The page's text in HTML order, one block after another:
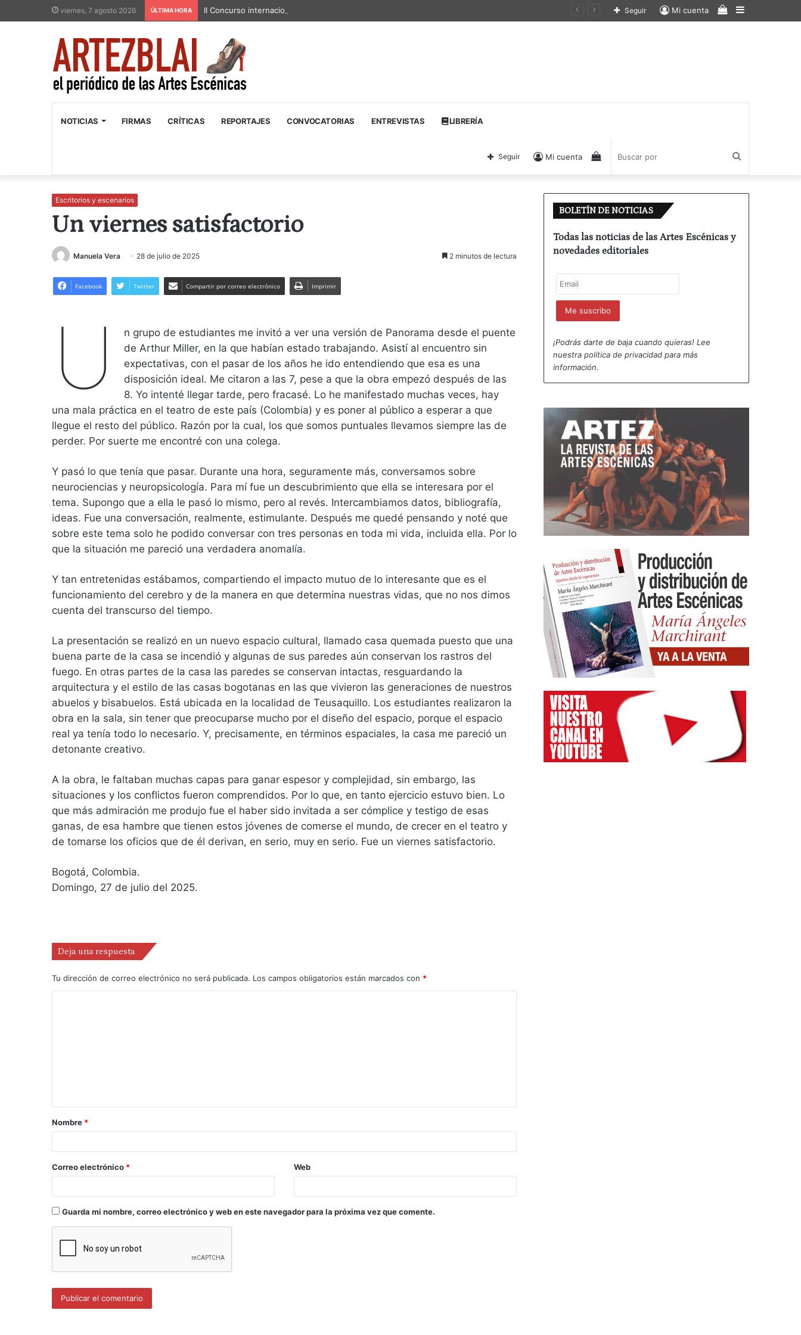
viernes, 7 agosto 2026 ÚLTIMA HORA II Concurso internacional de textos teatrales
Barra
Ver
Mi cuenta
Seguir
NOTICIAS FIRMAS CRÍTICAS REPORTAJES CONVOCATORIAS ENTREVISTAS LIBRERÍA
por
Ver
carrito
Mi cuenta
Seguir
Escritorios y escenarios
Un viernes satisfactorio
Manuela Vera 28 de julio de 2025 2 minutos de lectura
Facebook Twitter Compartir por correo electrónico Imprimir
U
n grupo de estudiantes me invitó a ver una versión de Panorama desde el puente
de Arthur Miller, en la que habían estado trabajando. Asistí al encuentro sin
expectativas, con el pasar de los años he ido entendiendo que esa es una
disposición ideal. Me citaron a las 7, pese a que la obra empezó después de las
8. Yo intenté llegar tarde, pero fracasé. Lo he manifestado muchas veces, hay
una mala práctica en el teatro de este país (Colombia) y es poner al público a esperar a que
llegue el resto del público. Razón por la cual, los que somos puntuales llevamos siempre las de
perder. Por suerte me encontré con una colega.
Y pasó lo que tenía que pasar. Durante una hora, seguramente más, conversamos sobre
neurociencias y neuropsicología. Para mí fue un descubrimiento que ella se interesara por el
tema. Supongo que a ella le pasó lo mismo, pero al revés. Intercambiamos datos, bibliografía,
ideas. Fue una conversación, realmente, estimulante. Después me quedé pensando y noté que
sobre este tema solo he podido conversar con tres personas en toda mi vida, incluida ella. Por lo
que la situación me pareció una verdadera anomalía.
Y tan entretenidas estábamos, compartiendo el impacto mutuo de lo interesante que es el
funcionamiento del cerebro y de la manera en que determina nuestras vidas, que no nos dimos
cuenta del transcurso del tiempo.
La presentación se realizó en un nuevo espacio cultural, llamado casa quemada puesto que una
buena parte de la casa se incendió y algunas de sus paredes aún conservan los rastros del
fuego. En otras partes de la casa las paredes se conservan intactas, resguardando la
arquitectura y el estilo de las casas bogotanas en las que vivieron las generaciones de nuestros
abuelos y bisabuelos. Está ubicada en la localidad de Teusaquillo. Los estudiantes realizaron la
obra en la sala, sin tener que preocuparse mucho por el diseño del espacio, porque el espacio
real ya tenía todo lo necesario. Y, precisamente, en términos espaciales, la casa me pareció un
detonante creativo.
A la obra, le faltaban muchas capas para ganar espesor y complejidad, sin embargo, las
situaciones y los conflictos fueron comprendidos. Por lo que, en tanto ejercicio estuvo bien. Lo
que más admiración me produjo fue el haber sido invitada a ser cómplice y testigo de esas
ganas, de esa hambre que tienen estos jóvenes de comerse el mundo, de crecer en el teatro y
de tomarse los oficios que de él derivan, en serio, muy en serio. Fue un viernes satisfactorio.
Bogotá, Colombia.
Domingo, 27 de julio del 2025.
Deja una respuesta
Tu dirección de correo electrónico no será publicada. Los campos obligatorios están marcados con *
Nombre *
Correo electrónico * Web
Guarda mi nombre, correo electrónico y web en este navegador para la próxima vez que comente.
BOLETÍN DE NOTICIAS
Todas las noticias de las Artes Escénicas y
novedades editoriales
¡Podrás darte de baja cuando quieras! Lee
nuestrapolítica de privacidad para más
información.